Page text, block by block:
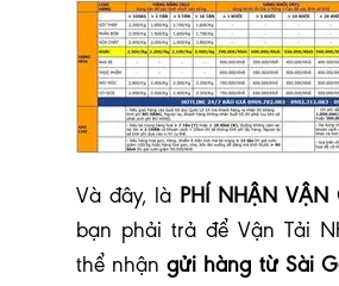
Và đây, là PHÍ NHẬN VẬN
bạn phải trả để Vận Tải
thể nhậngửi hàng từ Sài